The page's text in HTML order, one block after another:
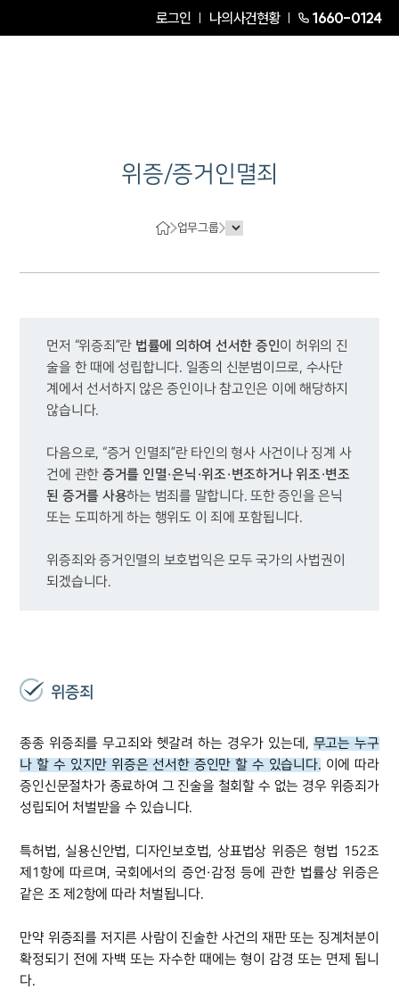
로그인 나의사건현황 1660-0124
위증/증거인멸죄
업무그룹
먼저 “위증죄”란 법률에 의하여 선서한 증인이 허위의 진
술을 한 때에 성립합니다. 일종의 신분범이므로, 수사단
계에서 선서하지 않은 증인이나 참고인은 이에 해당하지
다음으로, “증거 인멸죄”란 타인의 형사 사건이나 징계 사
건에 관한 증거를 인멸·은닉·위조·변조하거나 위조·변조
된 증거를 사용하는 범죄를 말합니다. 또한 증인을 은닉
위증죄와 증거인멸의 보호법익은 모두 국가의 사법권이
되겠습니다.
위증죄
종종 위증죄를 무고죄와 헷갈려 하는 경우가 있는데, 무고는 누구
나 할 수 있지만 위증은 선서한 증인만 할 수 있습니다. 이에 따라
증인신문절차가 종료하여 그 진술을 철회할 수 없는 경우 위증죄가
성립되어 처벌받을 수 있습니다.
특허법, 실용신안법, 디자인보호법, 상표법상 위증은 형법 152조
제1항에 따르며, 국회에서의 증언·감정 등에 관한 법률상 위증은
같은 조 제2항에 따라 처벌됩니다.
만약 위증죄를 저지른 사람이 진술한 사건의 재판 또는 징계처분이
확정되기 전에 자백 또는 자수한 때에는 형이 감경 또는 면제 됩니
다.